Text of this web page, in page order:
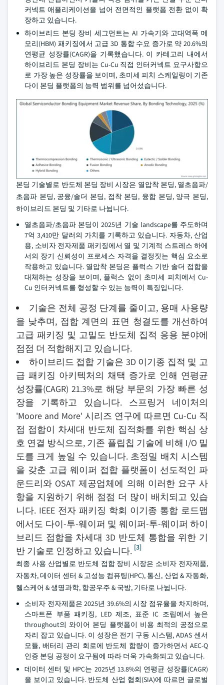
커넥트 애플리케이션을 넘어 전면적인 플랫폼 전환 없이 확
장하고 있습니다.
하이브리드 본딩 장비 세그먼트는 AI 가속기와 고대역폭 메
모리(HBM) 패키징에서 고급 3D 통합 수요 증가로 약 20.6%의
연평균 성장률(CAGR)을 기록했습니다. 이 카테고리 내에서
하이브리드 본딩 장비는 Cu-Cu 직접 인터커넥트 요구사항으
로 가장 높은 성장률을 보이며, 초미세 피치 스케일링이 기존
다이 본딩 플랫폼의 능력 범위를 넘어섰습니다.
본딩 기술별로 반도체 본딩 장비 시장은 열압착 본딩, 열초음파/
초음파 본딩, 공융/솔더 본딩, 접착 본딩, 융합 본딩, 양극 본딩,
하이브리드 본딩 및 기타로 나뉩니다.
열초음파/초음파 본딩이 2025년 기술 landscape를 주도하며
7억 3,410만 달러의 가치를 기록하고 있습니다. 자동차, 산업
용, 소비자 전자제품 패키징에서 열 및 기계적 스트레스 하에
서의 장기 신뢰성이 프로세스 자격을 결정짓는 핵심 요소로
작용하고 있습니다. 열압착 본딩은 플럭스 기반 솔더 접합을
대체하는 성장을 보이며, 플럭스 없이 초미세 피치에서 Cu-
Cu 인터커넥트를 형성할 수 있는 능력이 특징입니다.
기술은 전체 공정 단계를 줄이고, 용매 사용량
을 낮추며, 접합 계면의 표면 청결도를 개선하여
고급 패키징 및 고밀도 반도체 집적 응용 분야에
점점 더 적합해지고 있습니다.
하이브리드 접합 기술은 3D 이기종 집적 및 고
급 패키징 아키텍처의 채택 증가로 인해 연평균
성장률(CAGR) 21.3%로 해당 부문의 가장 빠른 성
장을 기록하고 있습니다. 스프링거 네이처의
'Moore and More' 시리즈 연구에 따르면 Cu-Cu 직
접 접합이 차세대 반도체 집적화를 위한 핵심 상
호 연결 방식으로, 기존 플립칩 기술에 비해 I/O 밀
도를 크게 높일 수 있습니다. 초정밀 배치 시스템
을 갖춘 고급 웨이퍼 접합 플랫폼이 선도적인 파
운드리와 OSAT 제공업체에 의해 이러한 요구 사
항을 지원하기 위해 점점 더 많이 배치되고 있습
니다. IEEE 전자 패키징 학회 이기종 통합 로드맵
에서도 다이-투-웨이퍼 및 웨이퍼-투-웨이퍼 하이
브리드 접합을 차세대 3D 반도체 통합을 위한 기
반 기술로 인정하고 있습니다. [3]
최종 사용 산업별로 반도체 접합 장비 시장은 소비자 전자제품,
자동차, 데이터 센터 & 고성능 컴퓨팅(HPC), 통신, 산업 & 자동화,
헬스케어 & 생명과학, 항공우주 & 국방, 기타로 나뉩니다.
소비자 전자제품은 2025년 39.6%의 시장 점유율을 차지하며,
스마트폰 부품 패키징, LED 제조, 표준 IC 조립에서 높은
throughout의 와이어 본딩 플랫폼이 비용 최적의 공정으로
자리 잡고 있습니다. 이 성장은 전기 구동 시스템, ADAS 센서
모듈, 배터리 관리 회로에 반도체 함량이 증가하면서 AEC-Q
인증 본딩 공정이 요구됨에 따라 더욱 가속화되고 있습니다.
데이터 센터 및 HPC는 2025년 13.8%의 연평균 성장률(CAGR)
을 보이고 있습니다. 반도체 산업 협회(SIA)에 따르면 글로벌